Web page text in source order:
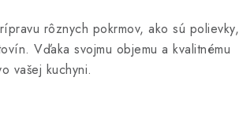
rôznych pokrmov, ako sú polievky,
Vďaka svojmu objemu a kvalitnému
vašej kuchyni.